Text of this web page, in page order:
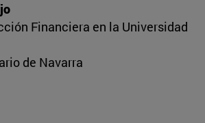
Financiera en la Universidad
de Navarra